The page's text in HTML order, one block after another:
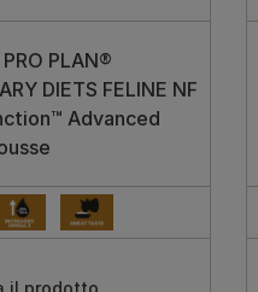
PLAN®
DIETS FELINE NF
Advanced
il prodotto